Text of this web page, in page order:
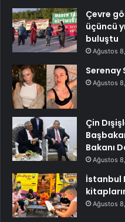
Çevre
üçüncü
buluştu
Ağustos
Serenay
Ağustos
Çin
Bakanı
Ağustos
İstanbul
Ağustos